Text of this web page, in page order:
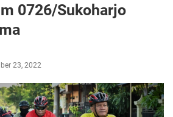
0726/Sukoharjo
23, 2022